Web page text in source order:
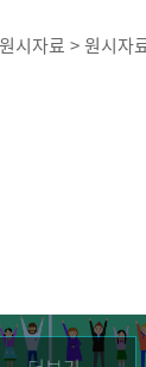
시자료 > 원시자